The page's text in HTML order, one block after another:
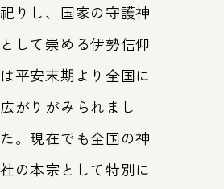
祀りし、国家の守護神
として崇める伊勢信仰
は平安末期より全国に
広がりがみられまし
た。現在でも全国の神
社の本宗として特別に